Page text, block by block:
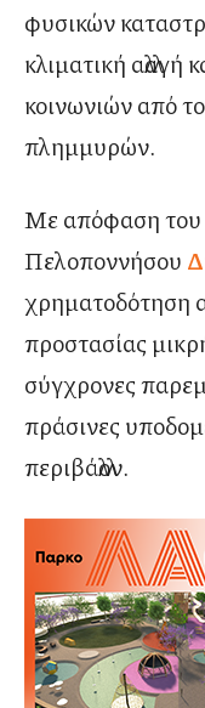
φυσικών
κλιματική
κοινωνιών από
πλημμυρών.
Με απόφαση του
Πελοποννήσου
χρηματοδότηση
προστασίας
σύγχρονες
πράσινες
περιβάλλον.